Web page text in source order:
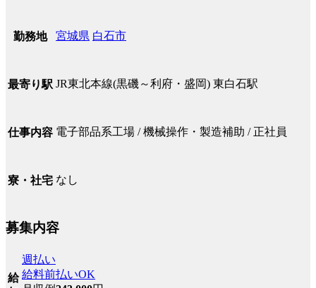
勤務地 宮城県 白石市
最寄り駅 JR東北本線(黒磯～利府・盛岡) 東白石駅
仕事内容 電子部品系工場 / 機械操作・製造補助 / 正社員
寮・社宅 なし
募集内容
給
週払い
給料前払いOK